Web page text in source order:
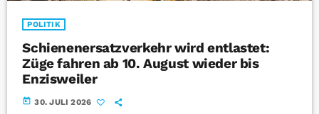
POLITIK
Schienenersatzverkehr wird entlastet:
Züge fahren ab 10. August wieder bis
Enzisweiler
today 30. JULI 2026